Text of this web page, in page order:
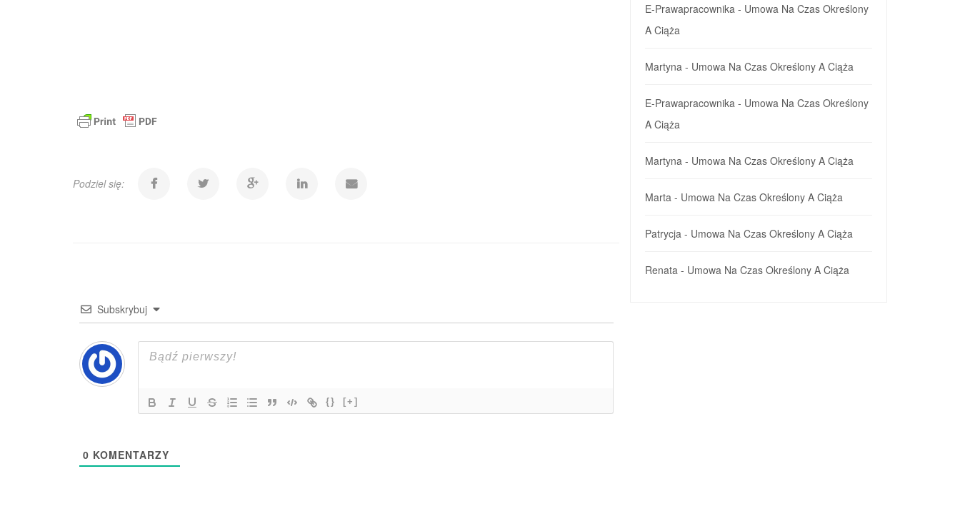
Podziel się:
Subskrybuj
{} [+]
0 KOMENTARZY
E-Prawapracownika - Umowa Na Czas Określony
A Ciąża
Martyna - Umowa Na Czas Określony A Ciąża
E-Prawapracownika - Umowa Na Czas Określony
A Ciąża
Martyna - Umowa Na Czas Określony A Ciąża
Marta - Umowa Na Czas Określony A Ciąża
Patrycja - Umowa Na Czas Określony A Ciąża
Renata - Umowa Na Czas Określony A Ciąża